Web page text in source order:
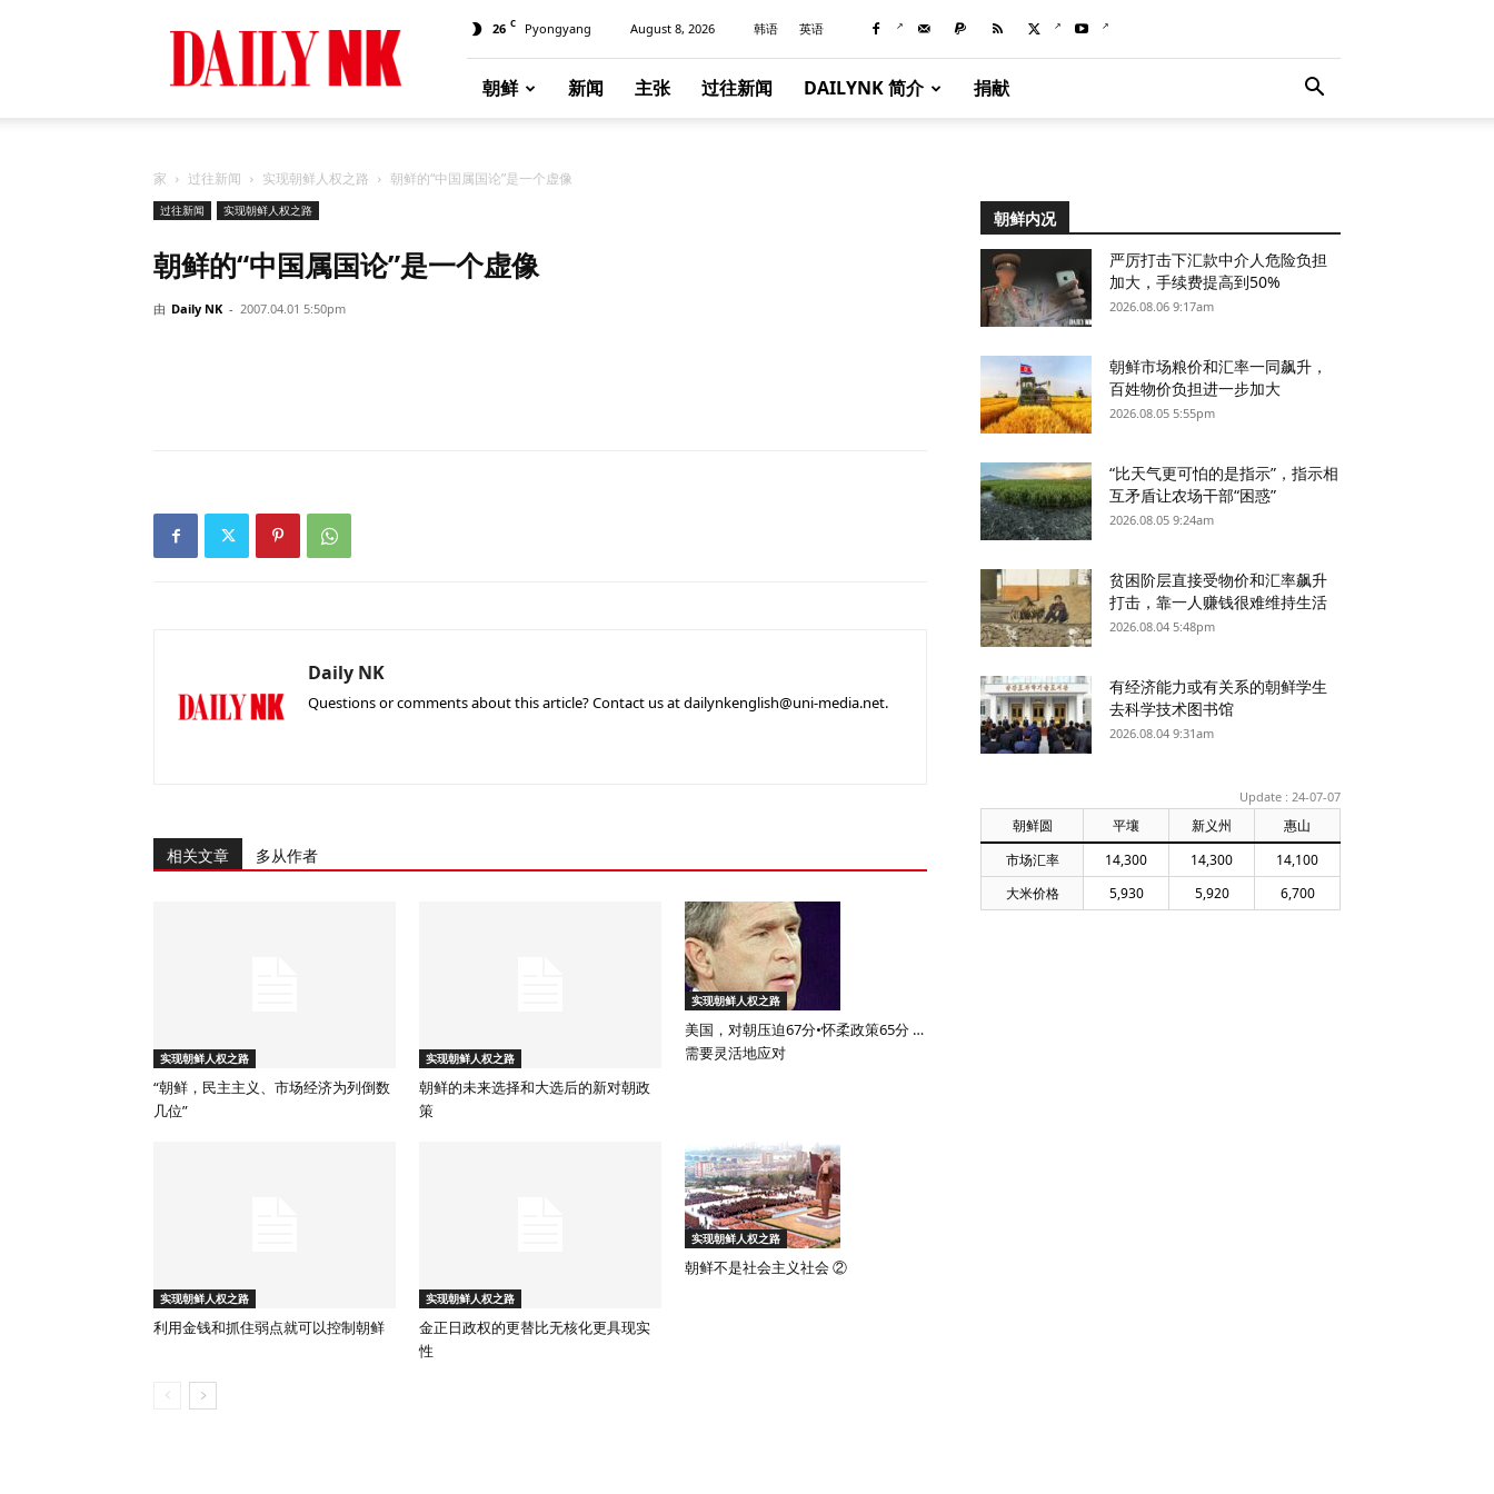
NK
Chinese
26 C Pyongyang August 8, 2026 韩语 英语
朝鲜 新闻 主张 过往新闻 DAILYNK 简介 捐献
家 过往新闻 实现朝鲜人权之路 朝鲜的“中国属国论”是一个虚像
过往新闻 实现朝鲜人权之路
朝鲜的“中国属国论”是一个虚像
由 Daily NK - 2007.04.01 5:50pm
Daily NK
Questions or comments about this article? Contact us at dailynkenglish@uni-media.net.
相关文章 多从作者
实现朝鲜人权之路
“朝鲜，民主主义、市场经济为列倒数
几位”
实现朝鲜人权之路
朝鲜的未来选择和大选后的新对朝政
策
实现朝鲜人权之路
美国，对朝压迫67分•怀柔政策65分 …
需要灵活地应对
实现朝鲜人权之路
利用金钱和抓住弱点就可以控制朝鲜
实现朝鲜人权之路
金正日政权的更替比无核化更具现实
性
实现朝鲜人权之路
朝鲜不是社会主义社会 ②
朝鲜内况
严厉打击下汇款中介人危险负担
加大，手续费提高到50%
2026.08.06 9:17am
朝鲜市场粮价和汇率一同飙升，
百姓物价负担进一步加大
2026.08.05 5:55pm
“比天气更可怕的是指示”，指示相
互矛盾让农场干部“困惑”
2026.08.05 9:24am
贫困阶层直接受物价和汇率飙升
打击，靠一人赚钱很难维持生活
2026.08.04 5:48pm
有经济能力或有关系的朝鲜学生
去科学技术图书馆
2026.08.04 9:31am
Update : 24-07-07
朝鲜圆 平壤 新义州
惠山
市场汇率
14,300 14,300
14,100
大米价格
5,930 5,920 6,700